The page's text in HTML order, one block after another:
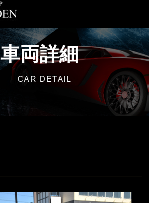
車両詳細
CAR DETAIL